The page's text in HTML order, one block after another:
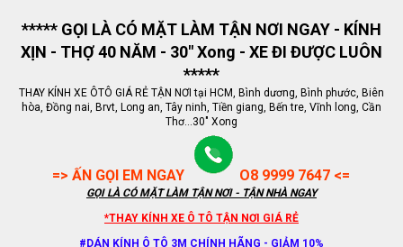
***** GỌI LÀ CÓ MẶT LÀM TẬN NƠI NGAY - KÍNH
XỊN - THỢ 40 NĂM - 30" Xong - XE ĐI ĐƯỢC LUÔN
*****
THAY KÍNH XE ÔTÔ GIÁ RẺ TẬN NƠI tại HCM, Bình dương, Bình phước, Biên
hòa, Đồng nai, Brvt, Long an, Tây ninh, Tiền giang, Bến tre, Vĩnh long, Cần
Thơ...30" Xong
=> ẤN GỌI EM NGAY O8 9999 7647 <=
GỌI LÀ CÓ MẶT LÀM TẬN NƠI - TẬN NHÀ NGAY
*THAY KÍNH XE Ô TÔ TẬN NƠI GIÁ RẺ
#DÁN KÍNH Ô TÔ 3M CHÍNH HÃNG - GIẢM 10%